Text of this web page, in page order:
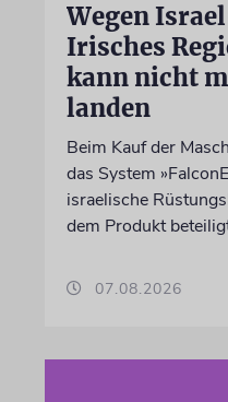
Wegen
Irisches
kann nicht
landen
Beim Kauf der
das System
israelische
dem Produkt
07.08.2026